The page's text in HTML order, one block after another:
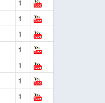
1
1
1
1
1
1
1